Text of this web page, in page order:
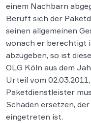
einem Nachbarn
Beruft sich der
seinen allgemeinen
wonach er berechtigt
abzugeben, so ist
OLG Köln aus dem
Urteil vom 02.03.2011,
Paketdienstleister
Schaden ersetzen,
eingetreten ist.